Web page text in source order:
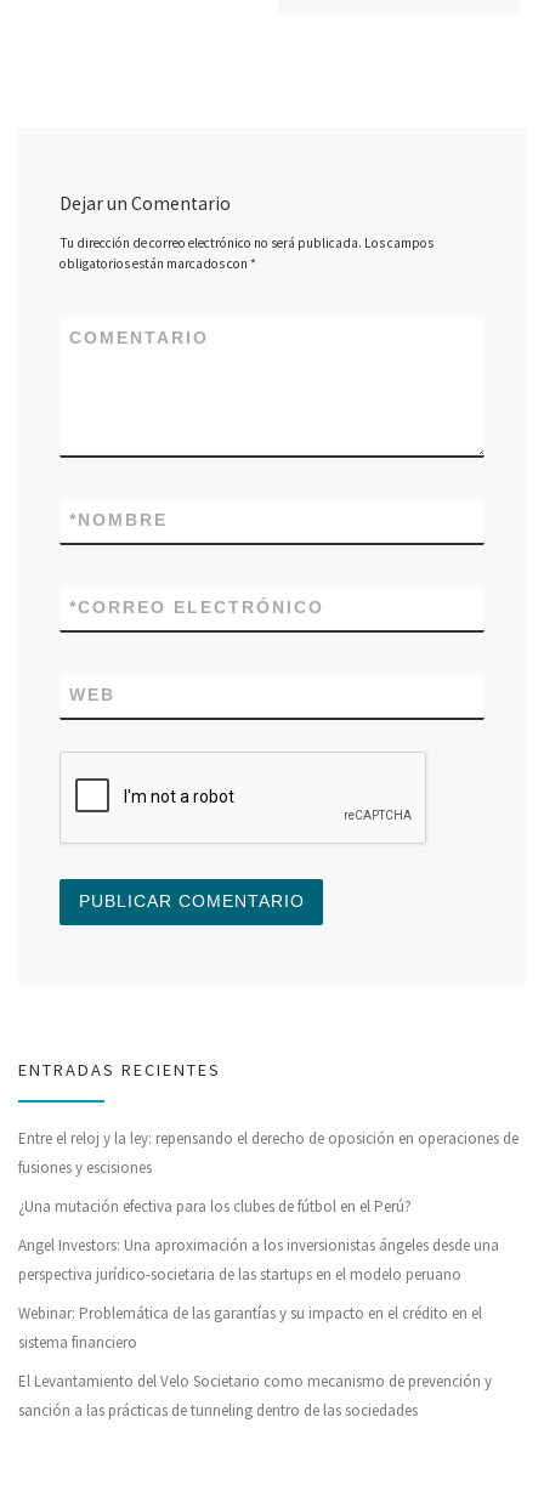
Dejar un Comentario
Tu dirección de correo electrónico no será publicada. Los campos
obligatorios están marcados con*
COMENTARIO
NOMBRE
*
CORREO ELECTRÓNICO
*
WEB
ENTRADAS RECIENTES
Entre el reloj y la ley: repensando el derecho de oposición en operaciones de
fusiones y escisiones
¿Una mutación efectiva para los clubes de fútbol en el Perú?
Angel Investors: Una aproximación a los inversionistas ángeles desde una
perspectiva jurídico-societaria de las startups en el modelo peruano
Webinar: Problemática de las garantías y su impacto en el crédito en el
sistema financiero
El Levantamiento del Velo Societario como mecanismo de prevención y
sanción a las prácticas de tunneling dentro de las sociedades